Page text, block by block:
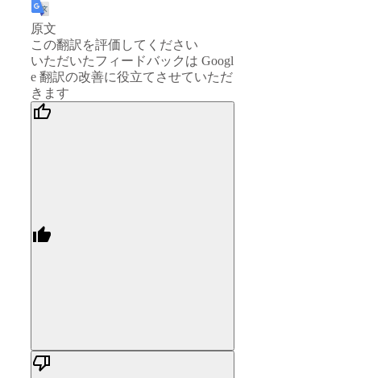
原文
この翻訳を評価してください
いただいたフィードバックは Googl
e 翻訳の改善に役立てさせていただ
きます